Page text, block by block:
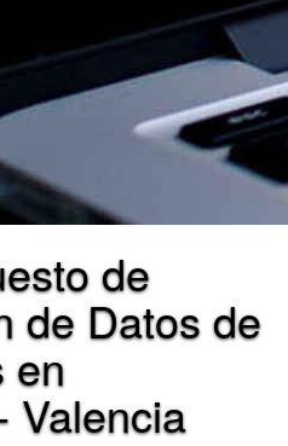
de
de Datos de
en
Valencia